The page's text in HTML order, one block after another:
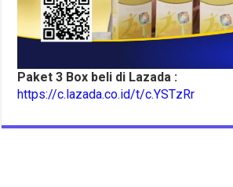
Paket 3 Box beli di Lazada :
https://c.lazada.co.id/t/c.YSTzRr